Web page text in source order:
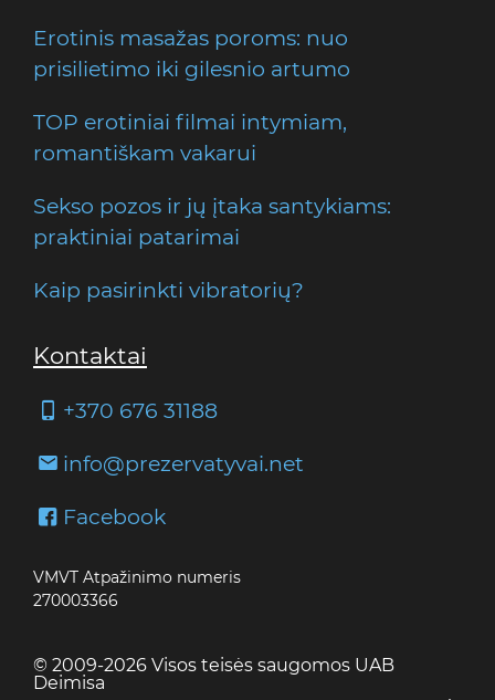
Erotinis masažas poroms: nuo
prisilietimo iki gilesnio artumo
TOP erotiniai filmai intymiam,
romantiškam vakarui
Sekso pozos ir jų įtaka santykiams:
praktiniai patarimai
Kaip pasirinkti vibratorių?
Kontaktai
+370 676 31188
info@prezervatyvai.net
Facebook
VMVT Atpažinimo numeris
270003366
© 2009-2026 Visos teisės saugomos UAB
Deimisa